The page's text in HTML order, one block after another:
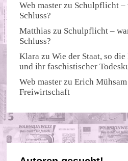
Web master zu Schulpflicht –
Schluss?
Matthias zu Schulpflicht –
Schluss?
Klara zuWie der Staat, so
und ihr faschistischer
Web master zuErich
Freiwirtschaft